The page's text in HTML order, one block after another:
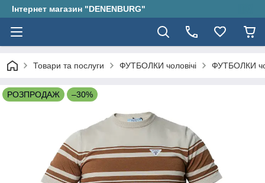
Інтернет магазин "DENENBURG"
Товари та послуги ФУТБОЛКИ чоловічі ФУТБОЛКИ
РОЗПРОДАЖ –30%